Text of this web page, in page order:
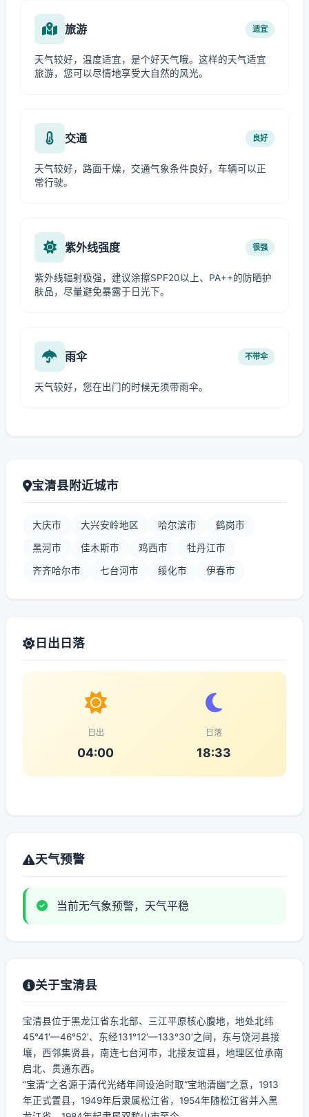
旅游 适宜
天气较好，温度适宜，是个好天气哦。这样的天气适宜
旅游，您可以尽情地享受大自然的风光。
交通 良好
天气较好，路面干燥，交通气象条件良好，车辆可以正
常行驶。
紫外线强度 很强
紫外线辐射极强，建议涂擦SPF20以上、PA++的防晒护
肤品，尽量避免暴露于日光下。
雨伞 不带伞
天气较好，您在出门的时候无须带雨伞。
宝清县附近城市
大庆市 大兴安岭地区 哈尔滨市 鹤岗市
黑河市 佳木斯市 鸡西市 牡丹江市
齐齐哈尔市 七台河市 绥化市 伊春市
日出日落
日出
04:00
日落
18:33
天气预警
当前无气象预警，天气平稳
关于宝清县
宝清县位于黑龙江省东北部、三江平原核心腹地，地处北纬
45°41′—46°52′、东经131°12′—133°30′之间，东与饶河县接
壤，西邻集贤县，南连七台河市，北接友谊县，地理区位承南
启北、贯通东西。
“宝清”之名源于清代光绪年间设治时取“宝地清幽”之意，1913
年正式置县，1949年后隶属松江省，1954年随松江省并入黑